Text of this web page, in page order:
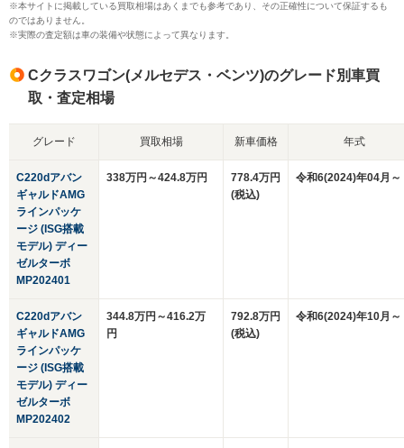
※本サイトに掲載している買取相場はあくまでも参考であり、その正確性について保証するも
のではありません。
※実際の査定額は車の装備や状態によって異なります。
Cクラスワゴン(メルセデス・ベンツ)のグレード別車買
取・査定相場
グレード 買取相場 新車価格 年式
C220dアバン
ギャルドAMG
ラインパッケ
ージ (ISG搭載
モデル) ディー
ゼルターボ
MP202401
338万円～424.8万円
778.4万円
(税込)
令和6(2024)年04月～
C220dアバン
ギャルドAMG
ラインパッケ
ージ (ISG搭載
モデル) ディー
ゼルターボ
MP202402
344.8万円～416.2万
円
792.8万円
(税込)
令和6(2024)年10月～